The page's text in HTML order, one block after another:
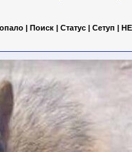
| Поиск | Статус | Сетуп |